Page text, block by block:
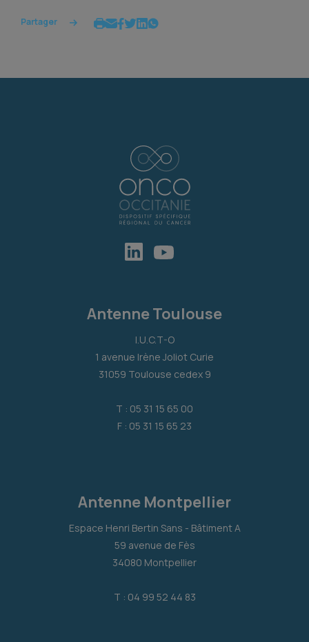
Partager
Antenne Toulouse
I.U.C.T-O
1 avenue Irène Joliot Curie
31059 Toulouse cedex 9
T : 05 31 15 65 00
F : 05 31 15 65 23
Antenne Montpellier
Espace Henri Bertin Sans - Bâtiment A
59 avenue de Fès
34080 Montpellier
T : 04 99 52 44 83